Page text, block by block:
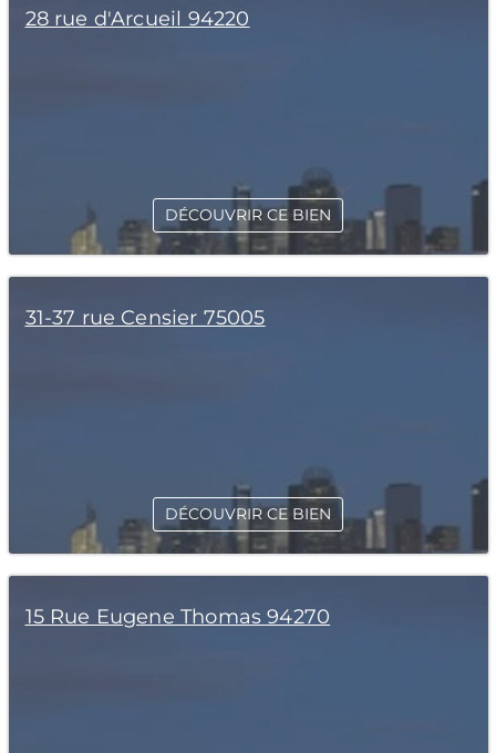
28 rue d'Arcueil 94220
DÉCOUVRIR CE BIEN
31-37 rue Censier 75005
DÉCOUVRIR CE BIEN
15 Rue Eugene Thomas 94270